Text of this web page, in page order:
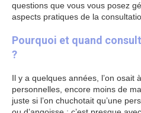
questions que vous vous posez
aspects pratiques de la
Pourquoi et quand
?
Il y a quelques années, l’on osait
personnelles, encore moins de
juste si l’on chuchotait qu’une